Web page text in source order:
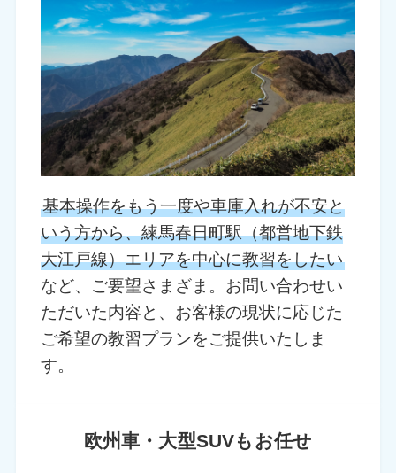
基本操作をもう一度や車庫入れが不安と
いう方から、練馬春日町駅（都営地下鉄
大江戸線）エリアを中心に教習をしたい
など、ご要望さまざま。お問い合わせい
ただいた内容と、お客様の現状に応じた
ご希望の教習プランをご提供いたしま
す。
欧州車・大型SUVもお任せ